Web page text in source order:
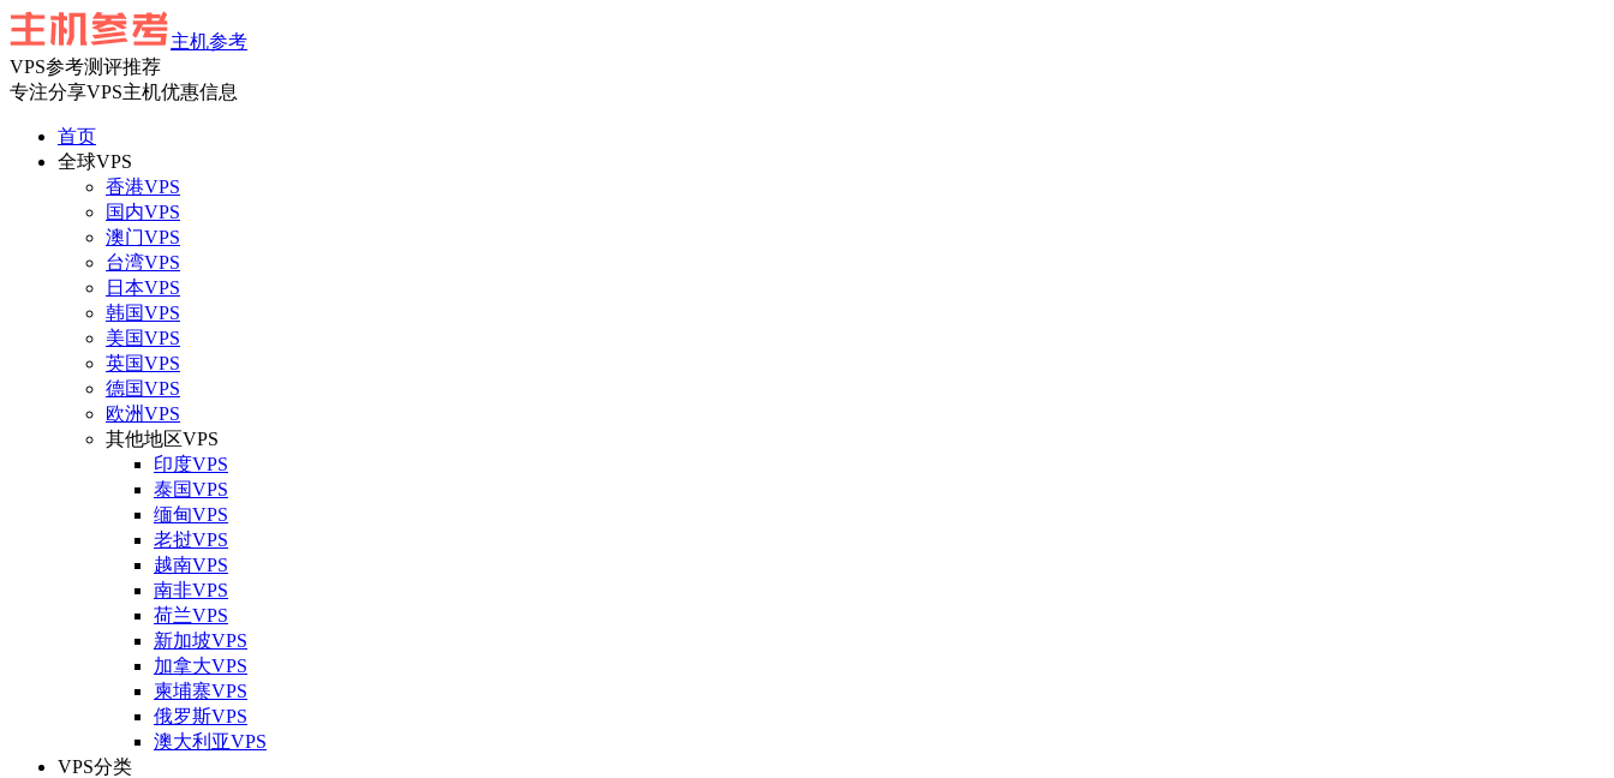
主机参考
VPS参考测评推荐
专注分享VPS主机优惠信息
首页
全球VPS
香港VPS
国内VPS
澳门VPS
台湾VPS
日本VPS
韩国VPS
美国VPS
英国VPS
德国VPS
欧洲VPS
其他地区VPS
印度VPS
泰国VPS
缅甸VPS
老挝VPS
越南VPS
南非VPS
荷兰VPS
新加坡VPS
加拿大VPS
柬埔寨VPS
俄罗斯VPS
澳大利亚VPS
VPS分类